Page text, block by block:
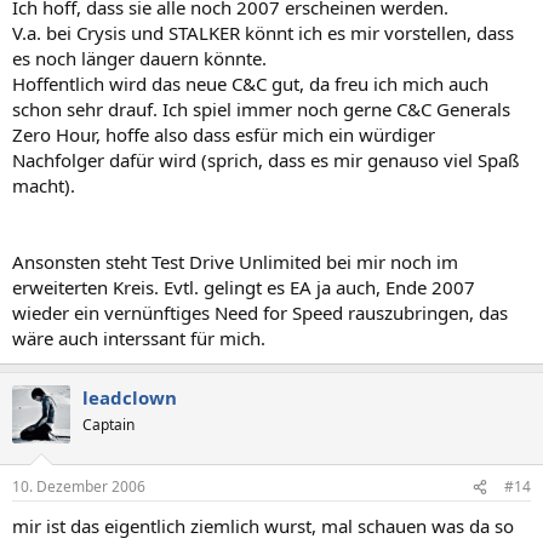
Ich hoff, dass sie alle noch 2007 erscheinen werden.
V.a. bei Crysis und STALKER könnt ich es mir vorstellen, dass
es noch länger dauern könnte.
Hoffentlich wird das neue C&C gut, da freu ich mich auch
schon sehr drauf. Ich spiel immer noch gerne C&C Generals
Zero Hour, hoffe also dass esfür mich ein würdiger
Nachfolger dafür wird (sprich, dass es mir genauso viel Spaß
macht).
Ansonsten steht Test Drive Unlimited bei mir noch im
erweiterten Kreis. Evtl. gelingt es EA ja auch, Ende 2007
wieder ein vernünftiges Need for Speed rauszubringen, das
wäre auch interssant für mich.
leadclown
Captain
10. Dezember 2006 #14
mir ist das eigentlich ziemlich wurst, mal schauen was da so